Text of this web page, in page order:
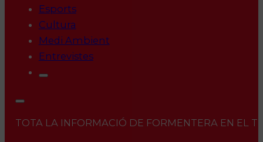
Esports
Cultura
Medi Ambient
Entrevistes
TOTA LA INFORMACIÓ DE FORMENTERA EN EL